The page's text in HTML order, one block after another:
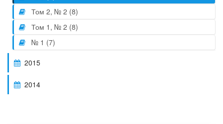
Том 2, № 2 (8)
Том 1, № 2 (8)
№ 1 (7)
2015
2014